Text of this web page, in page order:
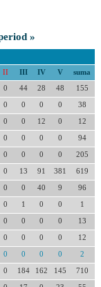
»
II III IV V suma
0 44 28 48 155
0 0 0 0 38
0 0 12 0 12
0 0 0 0 94
0 0 0 0 205
0 13 91 381 619
0 0 40 9 96
0 1 0 0 1
0 0 0 0 13
0 0 0 0 12
0 0 0 0 2
0 184 162 145 710